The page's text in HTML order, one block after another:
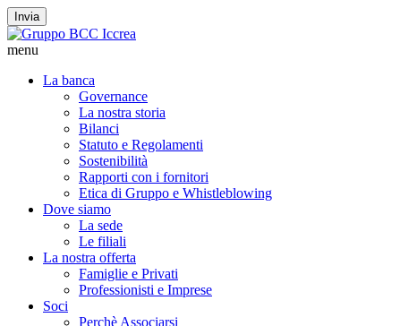
Invia
menu
La banca
Governance
La nostra storia
Bilanci
Statuto e Regolamenti
Sostenibilità
Rapporti con i fornitori
Etica di Gruppo e Whistleblowing
Dove siamo
La sede
Le filiali
La nostra offerta
Famiglie e Privati
Professionisti e Imprese
Soci
Perchè Associarsi